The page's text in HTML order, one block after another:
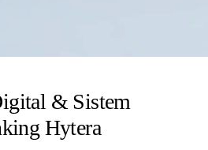
& Sistem
Hytera